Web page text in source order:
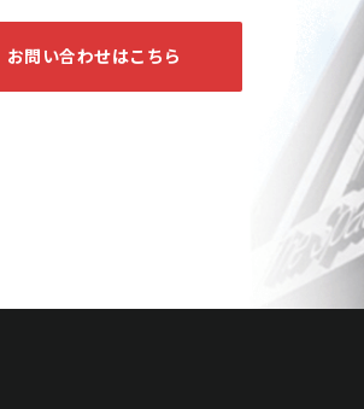
お問い合わせはこちら